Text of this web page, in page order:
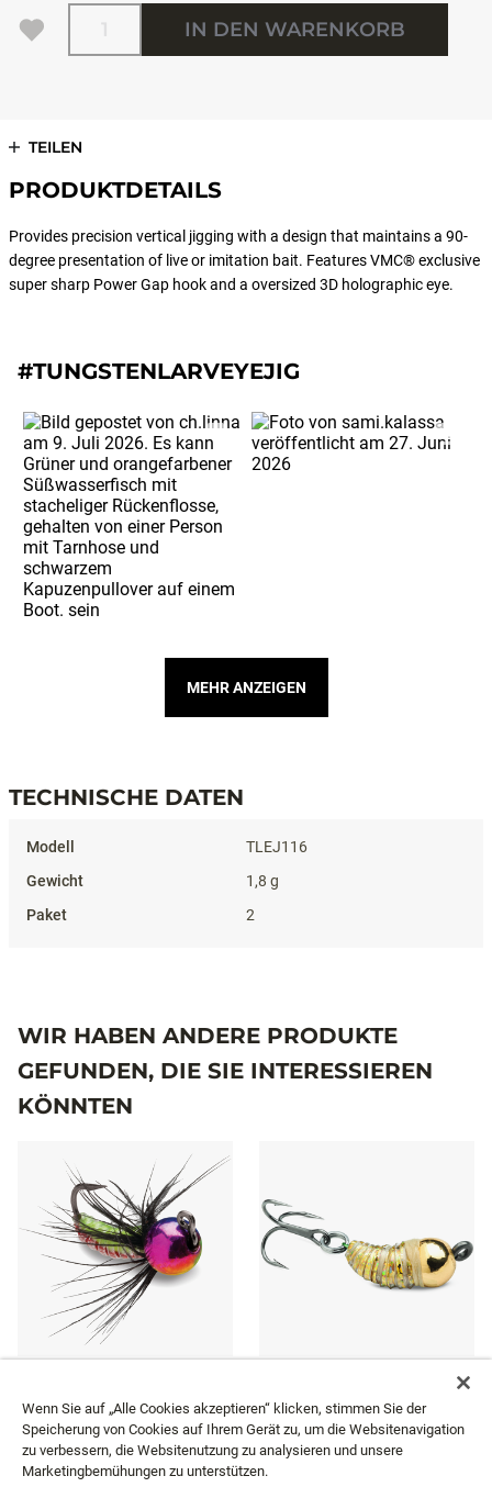
Menge
IN DEN WARENKORB
TEILEN
PRODUKTDETAILS
Provides precision vertical jigging with a design that maintains a 90-
degree presentation of live or imitation bait. Features VMC® exclusive
super sharp Power Gap hook and a oversized 3D holographic eye.
#TUNGSTENLARVEYEJIG
MEHR ANZEIGEN
TECHNISCHE DATEN
TLEJ116
1,8 g
2
WIR HABEN ANDERE PRODUKTE
GEFUNDEN, DIE SIE INTERESSIEREN
KÖNNTEN
9 Farben
Ab7,99 €
10 Farben
Ab7,99 €
Wenn Sie auf „Alle Cookies akzeptieren“ klicken, stimmen Sie der
Speicherung von Cookies auf Ihrem Gerät zu, um die Websitenavigation
zu verbessern, die Websitenutzung zu analysieren und unsere
Marketingbemühungen zu unterstützen.